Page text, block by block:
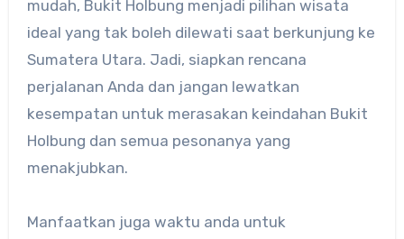
mudah, Bukit Holbung menjadi pilihan wisata
ideal yang tak boleh dilewati saat berkunjung ke
Sumatera Utara. Jadi, siapkan rencana
perjalanan Anda dan jangan lewatkan
kesempatan untuk merasakan keindahan Bukit
Holbung dan semua pesonanya yang
menakjubkan.
Manfaatkan juga waktu anda untuk